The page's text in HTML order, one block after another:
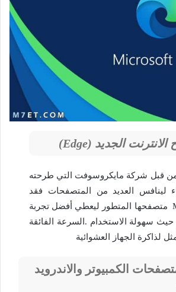
الجديد (Edge)
من قبل شركة مايكروسوفت التي طرحته
لينافس العديد من المتصفحات فقد
أطلقت Microsoft متصفحها المتطور ليعطي أفضل تجربة
سهولة الاستخدام .السرعة الفائقة
لذاكرة الجهاز العشوائية
الكمبيوتر والاندرويد